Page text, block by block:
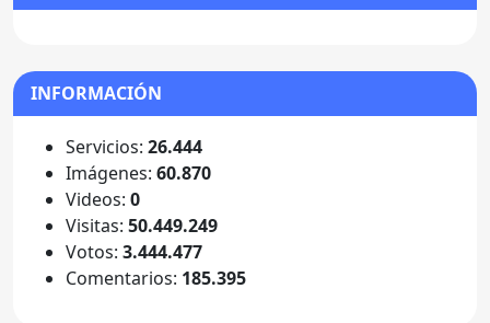
INFORMACIÓN
Servicios: 26.444
Imágenes: 60.870
Videos: 0
Visitas: 50.449.249
Votos: 3.444.477
Comentarios: 185.395